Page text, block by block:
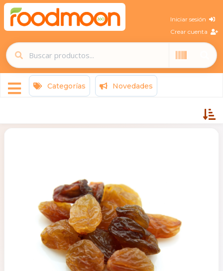
Iniciar sesión
Crear cuenta
Categorías Novedades